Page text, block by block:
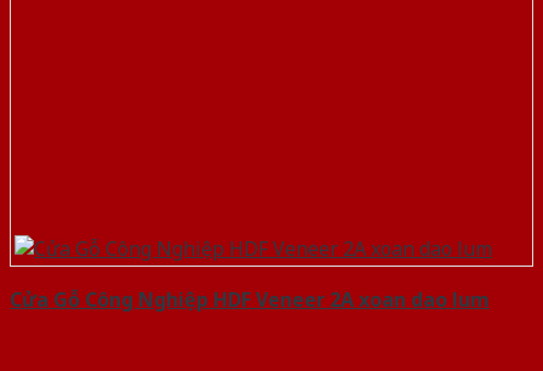
Cửa Gỗ Công Nghiệp HDF Veneer 2A xoan dao lum